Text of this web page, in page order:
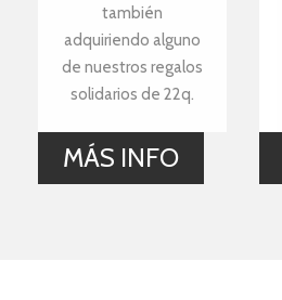
también
adquiriendo alguno
de nuestros regalos
solidarios de 22q.
MÁS INFO